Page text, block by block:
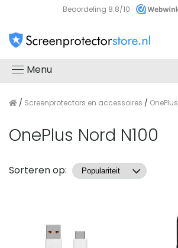
Beoordeling 8.8/10
Menu
/ Screenprotectors en accessoires / OnePlus
OnePlus Nord N100
Producten
Sorteren op: